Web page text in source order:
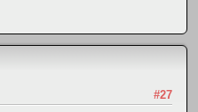
#27